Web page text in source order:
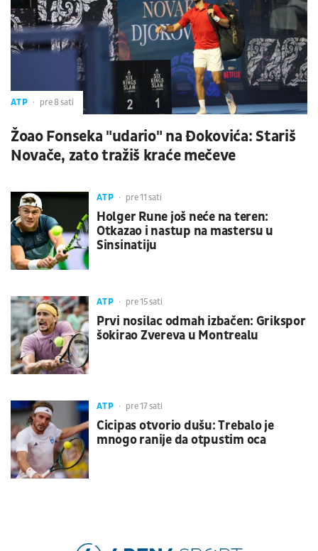
ATP pre 8 sati
Žoao Fonseka "udario" na Đokovića: Stariš
Novače, zato tražiš kraće mečeve
ATP pre 11 sati
Holger Rune još neće na teren:
Otkazao i nastup na mastersu u
Sinsinatiju
ATP pre 15 sati
Prvi nosilac odmah izbačen: Grikspor
šokirao Zvereva u Montrealu
ATP pre 17 sati
Cicipas otvorio dušu: Trebalo je
mnogo ranije da otpustim oca